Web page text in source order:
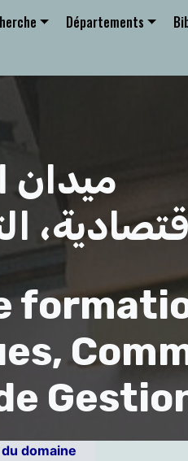
Départements
ميدان
domaine